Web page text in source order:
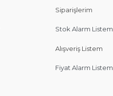
Siparişlerim
Stok Alarm Listem
Alışveriş Listem
Fiyat Alarm Listem